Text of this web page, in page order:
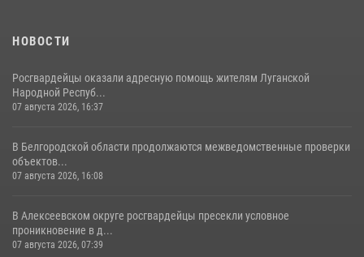
НОВОСТИ
Росгвардейцы оказали адресную помощь жителям Луганской
Народной Респуб...
07 августа 2026, 16:37
В Белгородской области продолжаются межведомственные проверки
объектов...
07 августа 2026, 16:08
В Алексеевском округе росгвардейцы пресекли условное
проникновение в д...
07 августа 2026, 07:39